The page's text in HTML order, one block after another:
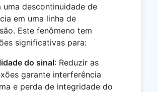
uma descontinuidade de
em uma linha de
Este fenômeno tem
significativas para:
do sinal: Reduzir as
garante interferência
e perda de integridade do